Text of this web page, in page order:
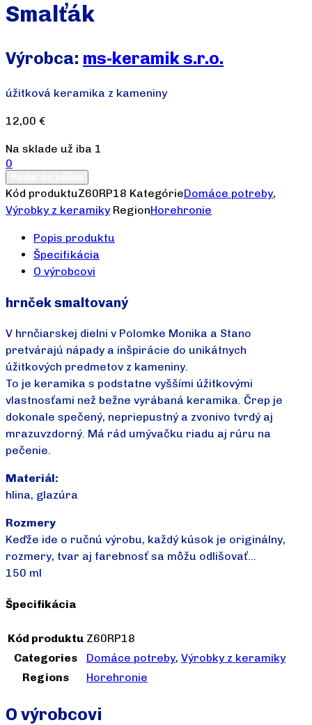
0
Smalťák
Výrobca: ms-keramik s.r.o.
úžitková keramika z kameniny
12,00 €
Na sklade už iba 1
Kód produktuZ60RP18 KategórieDomáce potreby,
Výrobky z keramiky RegionHorehronie
Popis produktu
Špecifikácia
O výrobcovi
hrnček smaltovaný
V hrnčiarskej dielni v Polomke Monika a Stano
pretvárajú nápady a inšpirácie do unikátnych
úžitkových predmetov z kameniny.
To je keramika s podstatne vyššími úžitkovými
vlastnosťami než bežne vyrábaná keramika. Črep je
dokonale spečený, nepriepustný a zvonivo tvrdý aj
mrazuvzdorný. Má rád umývačku riadu aj rúru na
pečenie.
Materiál:
hlina, glazúra
Rozmery
Keďže ide o ručnú výrobu, každý kúsok je originálny,
rozmery, tvar aj farebnosť sa môžu odlišovať…
150 ml
Špecifikácia
Kód produktu Z60RP18
Categories
Domáce potreby, Výrobky z keramiky
Regions
Horehronie
O výrobcovi